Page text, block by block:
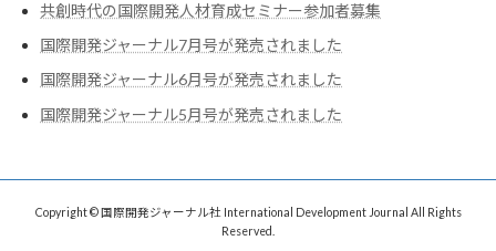
共創時代の国際開発人材育成セミナー参加者募集
国際開発ジャーナル7月号が発売されました
国際開発ジャーナル6月号が発売されました
国際開発ジャーナル5月号が発売されました
Copyright © 国際開発ジャーナル社 International Development Journal All Rights
Reserved.